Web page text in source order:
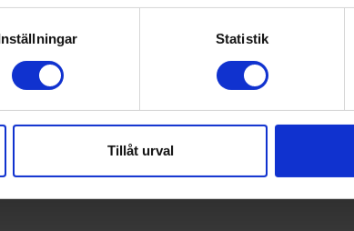
skanna den för specifika kännetecken
behandlas och ställ in dina preferenser i
från cookie-förklaringen.
vidarebefordrar även sådana identifierare och
som vi samarbetar med. Dessa kan i sin
Statistik
Tillåt urval